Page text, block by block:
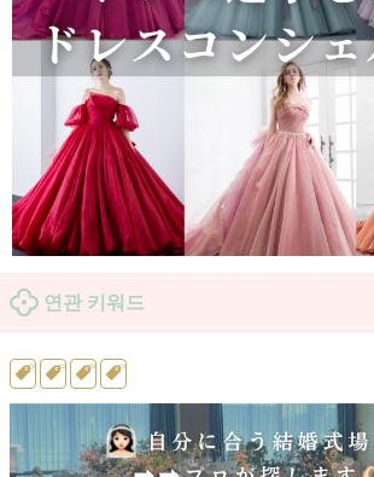
연관 키워드